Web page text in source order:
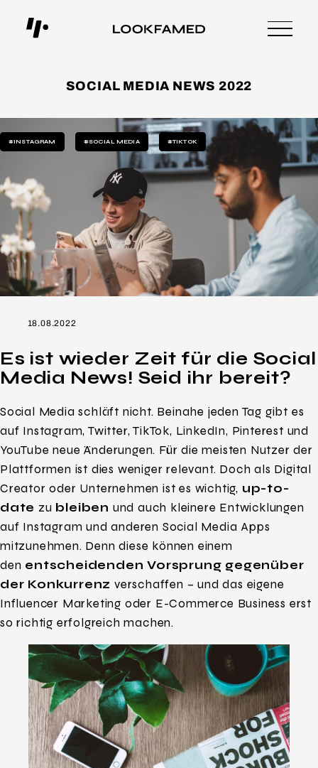
SOCIAL MEDIA NEWS 2022
#INSTAGRAM #SOCIAL MEDIA #TIKTOK
18.08.2022
Es ist wieder Zeit für die Social
Media News! Seid ihr bereit?
Social Media schläft nicht. Beinahe jeden Tag gibt es
auf Instagram, Twitter, TikTok, LinkedIn, Pinterest und
YouTube neue Änderungen. Für die meisten Nutzer der
Plattformen ist dies weniger relevant. Doch als Digital
Creator oder Unternehmen ist es wichtig, up-to-
date zu bleiben und auch kleinere Entwicklungen
auf Instagram und anderen Social Media Apps
mitzunehmen. Denn diese können einem
den entscheidenden Vorsprung gegenüber
der Konkurrenz verschaffen – und das eigene
Influencer Marketing oder E-Commerce Business erst
so richtig erfolgreich machen.